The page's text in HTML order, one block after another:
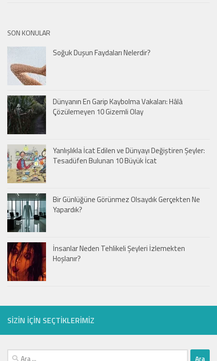
SON KONULAR
Soğuk Duşun Faydaları Nelerdir?
Dünyanın En Garip Kaybolma Vakaları: Hâlâ
Çözülemeyen 10 Gizemli Olay
Yanlışlıkla İcat Edilen ve Dünyayı Değiştiren Şeyler:
Tesadüfen Bulunan 10 Büyük İcat
Bir Günlüğüne Görünmez Olsaydık Gerçekten Ne
Yapardık?
İnsanlar Neden Tehlikeli Şeyleri İzlemekten
Hoşlanır?
SIZIN IÇIN SEÇTIKLERIMIZ
Arama: